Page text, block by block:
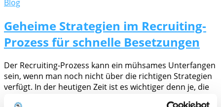
Blog
Geheime Strategien im Recruiting-
Prozess für schnelle Besetzungen
Der Recruiting-Prozess kann ein mühsames Unterfangen
sein, wenn man noch nicht über die richtigen Strategien
verfügt. In der heutigen Zeit ist es wichtiger denn je, die